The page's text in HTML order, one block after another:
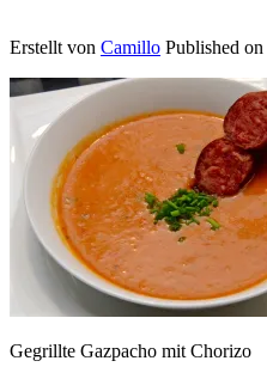
Erstellt von Camillo Published on
Gegrillte Gazpacho mit Chorizo